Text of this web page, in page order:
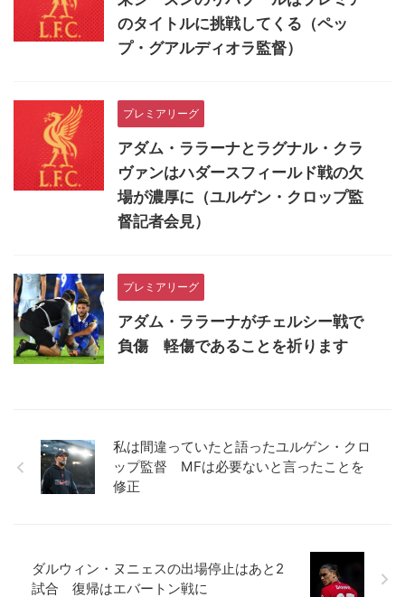
のタイトルに挑戦してくる（ペッ
プ・グアルディオラ監督）
プレミアリーグ
アダム・ララーナとラグナル・クラ
ヴァンはハダースフィールド戦の欠
場が濃厚に（ユルゲン・クロップ監
督記者会見）
プレミアリーグ
アダム・ララーナがチェルシー戦で
負傷 軽傷であることを祈ります
私は間違っていたと語ったユルゲン・クロ
ップ監督 MFは必要ないと言ったことを
修正
ダルウィン・ヌニェスの出場停止はあと2
試合 復帰はエバートン戦に